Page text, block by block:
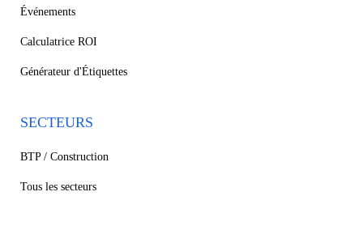
Événements
Calculatrice ROI
Générateur d'Étiquettes
SECTEURS
BTP / Construction
Tous les secteurs